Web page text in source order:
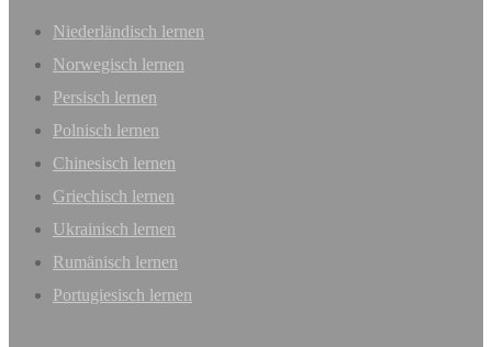
Niederländisch lernen
Norwegisch lernen
Persisch lernen
Polnisch lernen
Chinesisch lernen
Griechisch lernen
Ukrainisch lernen
Rumänisch lernen
Portugiesisch lernen